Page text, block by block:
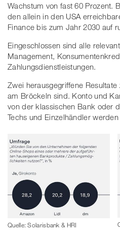
Wachstum von fast 60 Prozent.
den allein in den USA
Finance bis zum Jahr 2030 auf
Eingeschlossen sind alle
Management,
Zahlungsdienstleistungen.
Zwei herausgegriffene
am Bröckeln sind. Konto und
von der klassischen Bank oder
Techs und Einzelhändler
Quelle: Solarisbank & HRI